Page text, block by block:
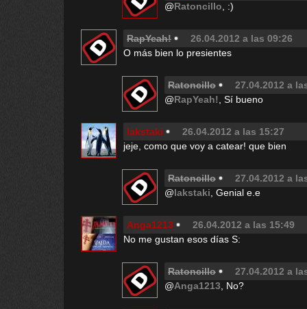
@Ratoncillo , :)
RapYeah!
26.04.2012 a las 09:26
O más bien lo presientes
Ratoncillo
27.04.2012 a
@RapYeah! , Sí bueno
lakstaki
26.04.2012 a las 15:27
jeje, como que voy a catear! que bien
Ratoncillo
27.04.2012 a
@lakstaki , Genial e.e
Anga1213
26.04.2012 a las 15:49
No me gustan esos días S:
Ratoncillo
27.04.2012 a
@Anga1213 , No?